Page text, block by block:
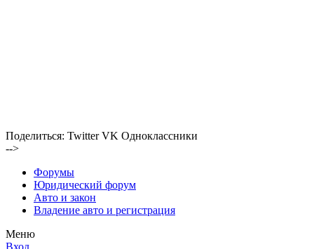
Поделиться: Twitter VK Одноклассники
-->
Форумы
Юридический форум
Авто и закон
Владение авто и регистрация
Меню
Вход